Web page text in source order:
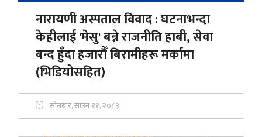
नारायणी अस्पताल विवाद : घटनाभन्दा
केहीलाई 'मेसु' बन्ने राजनीति हाबी, सेवा
बन्द हुँदा हजाराैँ बिरामीहरू मर्कामा
(भिडियोसहित)
सोमबार, साउन ११, २०८३